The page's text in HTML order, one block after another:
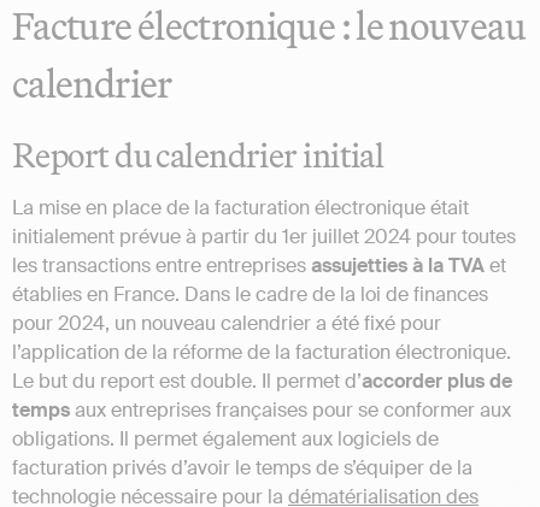
Facture électronique : le nouveau
calendrier
Report du calendrier initial
La mise en place de la facturation électronique était
initialement prévue à partir du 1er juillet 2024 pour toutes
les transactions entre entreprisesassujetties à la TVAet
établies en France. Dans le cadre de la loi de finances
pour 2024, un nouveau calendrier a été fixé pour
l’application de la réforme de la facturation électronique.
Le but du report est double. Il permet d’accorder plus de
tempsaux entreprises françaises pour se conformer aux
obligations. Il permet également aux logiciels de
facturation privés d’avoir le temps de s’équiper de la
technologie nécessaire pour la dématérialisation des